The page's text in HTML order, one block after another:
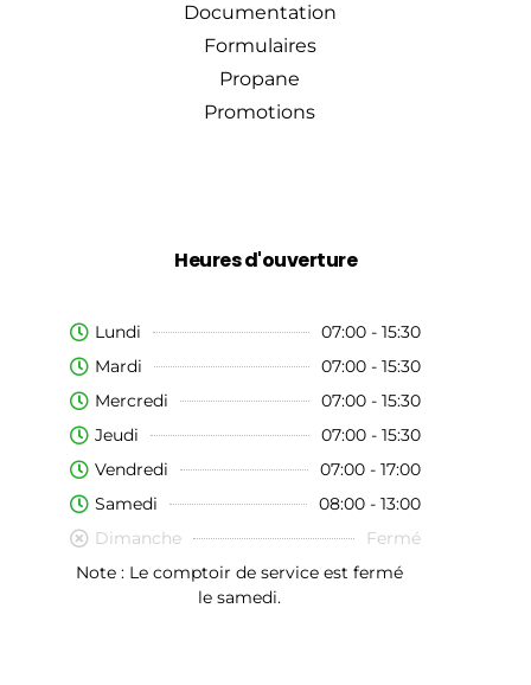
Documentation
Formulaires
Propane
Promotions
Heures d'ouverture
Lundi
07:00 - 15:30
Mardi
07:00 - 15:30
Mercredi
07:00 - 15:30
Jeudi
07:00 - 15:30
Vendredi
07:00 - 17:00
Samedi
08:00 - 13:00
Dimanche
Fermé
Note : Le comptoir de service est fermé
le samedi.